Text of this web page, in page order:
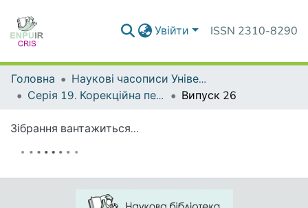
Увійти ISSN 2310-8290
Головна
Наукові часописи Університету
Серія 19. Корекційна педагогіка та спеціальна психологія
Випуск 26
Зібрання вантажиться...